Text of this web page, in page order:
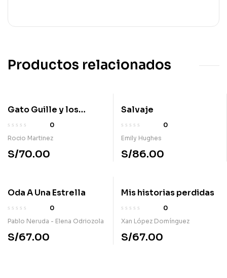
Productos relacionados
Gato Guille y los
monstruos0
Rocio Martinez
S/70.00
Salvaje
0
Emily Hughes
S/86.00
Oda A Una Estrella
0
Pablo Neruda - Elena Odriozola
S/67.00
Mis historias perdidas
0
Xan López Domínguez
S/67.00